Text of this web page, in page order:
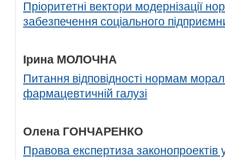
Пріоритетні вектори модернізації
забезпечення соціального
Ірина МОЛОЧНА
Питання відповідності нормам
фармацевтичній галузі
Олена ГОНЧАРЕНКО
Правова експертиза